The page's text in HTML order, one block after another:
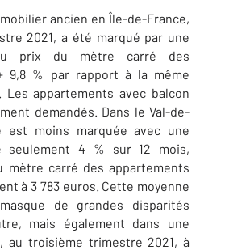
ancien en Île-de-France,
2021, a été marqué par une
prix du mètre carré des
9,8 % par rapport à la même
Les appartements avec balcon
demandés. Dans le Val-de-
est moins marquée avec une
seulement 4 % sur 12 mois,
mètre carré des appartements
à 3 783 euros. Cette moyenne
de grandes disparités
mais également dans une
au troisième trimestre 2021, à